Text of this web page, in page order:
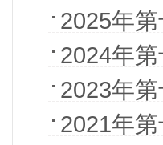
2025年
2024年
2023年
2021年